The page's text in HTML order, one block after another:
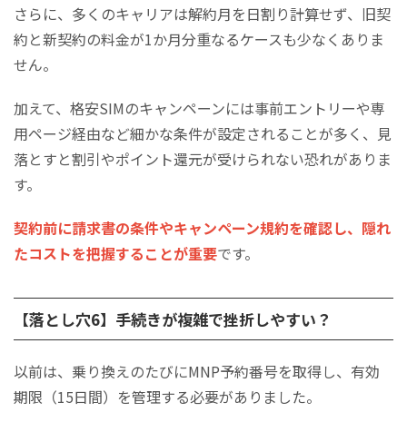
さらに、多くのキャリアは解約月を日割り計算せず、旧契
約と新契約の料金が1か月分重なるケースも少なくありま
せん。
​​​​​​​加えて、格安SIMのキャンペーンには事前エントリーや専
用ページ経由など細かな条件が設定されることが多く、見
落とすと割引やポイント還元が受けられない恐れがありま
す。
契約前に請求書の条件やキャンペーン規約を確認し、隠れ
たコストを把握することが重要です。
【落とし穴6】手続きが複雑で挫折しやすい？
以前は、乗り換えのたびにMNP予約番号を取得し、有効
期限（15日間）を管理する必要がありました。